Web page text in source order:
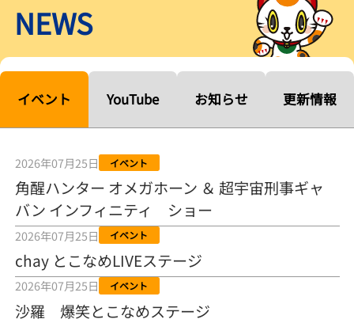
【ルーキーシリーズ第15戦】塚越海斗「伸びを生かす方向で」4カド
から攻める／とこなめボートレース
【常滑ボート・ルーキーＳ】宮崎心之介 うれしいデビュー初優勝
「このままＡ１になれるように」
2026年08月04日
ド！／常滑ボート
2026年08月04日
【ボートレース】「しょっぱいですね」初優勝の宮崎心之介が水神
祭で満面の笑み／常滑 - 日刊スポーツ
2026年08月04日
【ボート】とこなめルーキーＳ 宮崎心之介がデビューから１年９カ
月で初優勝
2026年08月04日
NEWS
イベント YouTube お知らせ 更新情報
2026年07月25日 イベント
角醒ハンター オメガホーン ＆ 超宇宙刑事ギャ
バン インフィニティ ショー
2026年07月25日 イベント
chay とこなめLIVEステージ
2026年07月25日 イベント
沙羅 爆笑とこなめステージ